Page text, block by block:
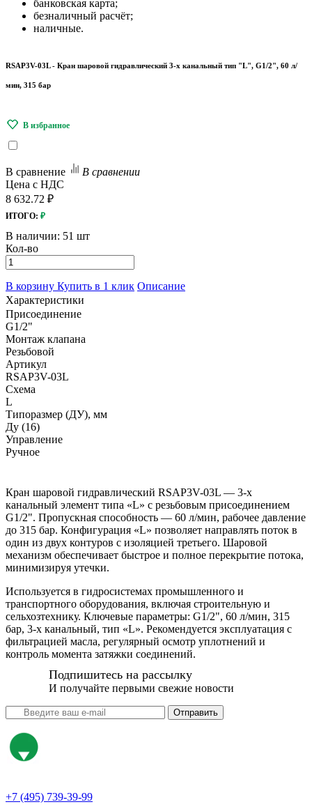
банковская карта;
безналичный расчёт;
наличные.
RSAP3V-03L - Кран шаровой гидравлический 3-х канальный тип "L", G1/2", 60 л/
мин, 315 бар
В сравнение
В сравнении
Цена с НДС
8 632.72 ₽
ИТОГО: ₽
В наличии: 51 шт
Кол-во
В корзину Купить в 1 клик Описание
Характеристики
Присоединение
G1/2"
Монтаж клапана
Резьбовой
Артикул
RSAP3V-03L
Схема
L
Типоразмер (ДУ), мм
Ду (16)
Управление
Ручное
Кран шаровой гидравлический RSAP3V-03L — 3-х
канальный элемент типа «L» с резьбовым присоединением
G1/2". Пропускная способность — 60 л/мин, рабочее давление
до 315 бар. Конфигурация «L» позволяет направлять поток в
один из двух контуров с изоляцией третьего. Шаровой
механизм обеспечивает быстрое и полное перекрытие потока,
минимизируя утечки.
Используется в гидросистемах промышленного и
транспортного оборудования, включая строительную и
сельхозтехнику. Ключевые параметры: G1/2", 60 л/мин, 315
бар, 3-х канальный, тип «L». Рекомендуется эксплуатация с
фильтрацией масла, регулярный осмотр уплотнений и
контроль момента затяжки соединений.
Подпишитесь на рассылку
И получайте первыми свежие новости
Отправить
+7 (495) 739-39-99